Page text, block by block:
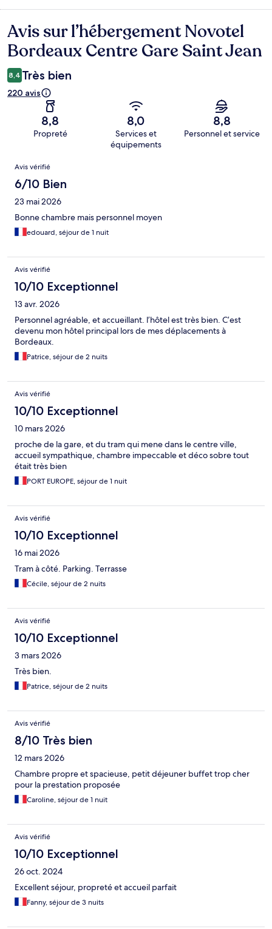
Avis
Avis sur l’hébergement Novotel
Bordeaux Centre Gare Saint Jean
8,4 Très bien
220 avis
8,8
Propreté
8,0
Services et
équipements
8,8
Personnel et service
Avis
Avis vérifié
6/10 Bien
23 mai 2026
Bonne chambre mais personnel moyen
edouard, séjour de 1 nuit
Avis vérifié
10/10 Exceptionnel
13 avr. 2026
Personnel agréable, et accueillant. l’hôtel est très bien. C’est
devenu mon hôtel principal lors de mes déplacements à
Bordeaux.
Patrice, séjour de 2 nuits
Avis vérifié
10/10 Exceptionnel
10 mars 2026
proche de la gare, et du tram qui mene dans le centre ville,
accueil sympathique, chambre impeccable et déco sobre tout
était très bien
PORT EUROPE, séjour de 1 nuit
Avis vérifié
10/10 Exceptionnel
16 mai 2026
Tram à côté. Parking. Terrasse
Cécile, séjour de 2 nuits
Avis vérifié
10/10 Exceptionnel
3 mars 2026
Très bien.
Patrice, séjour de 2 nuits
Avis vérifié
8/10 Très bien
12 mars 2026
Chambre propre et spacieuse, petit déjeuner buffet trop cher
pour la prestation proposée
Caroline, séjour de 1 nuit
Avis vérifié
10/10 Exceptionnel
26 oct. 2024
Excellent séjour, propreté et accueil parfait
Fanny, séjour de 3 nuits